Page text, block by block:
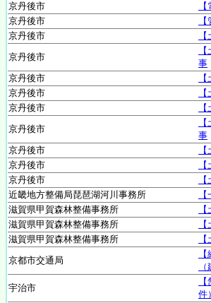
京丹後市
京丹後市
京丹後市
京丹後市
事
京丹後市
京丹後市
京丹後市
京丹後市
事
京丹後市
京丹後市
京丹後市
近畿地方整備局琵琶湖河川事務所
滋賀県甲賀森林整備事務所
滋賀県甲賀森林整備事務所
滋賀県甲賀森林整備事務所
京都市交通局
宇治市
件